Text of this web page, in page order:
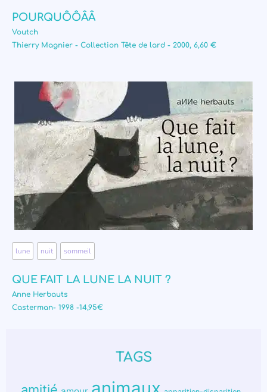
POURQUÔÔÂÂ
Voutch
Thierry Magnier - Collection Tête de lard - 2000, 6,60 €
lune nuit sommeil
QUE FAIT LA LUNE LA NUIT ?
Anne Herbauts
Casterman- 1998 -14,95€
TAGS